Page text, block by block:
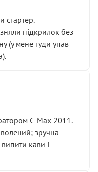
стартер.
підкрилок без
(у мене туди упав
C-Max 2011.
зручна
кави і